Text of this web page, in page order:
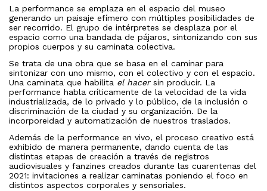
La performance se emplaza en el espacio del museo
generando un paisaje efímero con múltiples posibilidades de
ser recorrido. El grupo de intérpretes se desplaza por el
espacio como una bandada de pájaros, sintonizando con sus
propios cuerpos y su caminata colectiva.
Se trata de una obra que se basa en el caminar para
sintonizar con uno mismo, con el colectivo y con el espacio.
Una caminata que habilita el hacersin producir. La
performance habla críticamente de la velocidad de la vida
industrializada, de lo privado y lo público, de la inclusión o
discriminación de la ciudad y su organización. De la
incorporeidad y automatización de nuestros traslados.
Además de la performance en vivo, el proceso creativo está
exhibido de manera permanente, dando cuenta de las
distintas etapas de creación a través de registros
audiovisuales y fanzines creados durante las cuarentenas del
2021: invitaciones a realizar caminatas poniendo el foco en
distintos aspectos corporales y sensoriales.